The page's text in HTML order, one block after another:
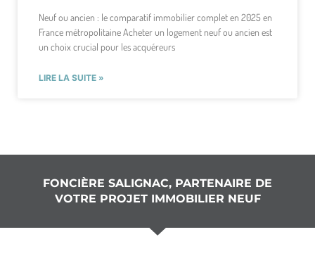
Neuf ou ancien : le comparatif immobilier complet en 2025 en
France métropolitaine Acheter un logement neuf ou ancien est
un choix crucial pour les acquéreurs
LIRE LA SUITE »
FONCIÈRE SALIGNAC, PARTENAIRE DE
VOTRE PROJET IMMOBILIER NEUF